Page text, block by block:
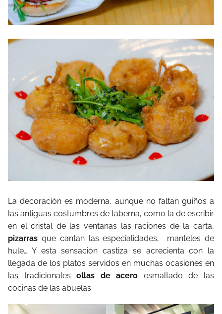
La decoración es moderna, aunque no faltan guiños a
las antiguas costumbres de taberna, como la de escribir
en el cristal de las ventanas las raciones de la carta,
pizarras que cantan las especialidades, manteles de
hule… Y esta sensación castiza se acrecienta con la
llegada de los platos servidos en muchas ocasiones en
las tradicionalesollas de acero esmaltado de las
cocinas de las abuelas.